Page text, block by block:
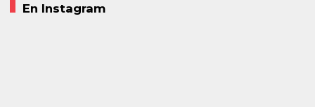
En Instagram